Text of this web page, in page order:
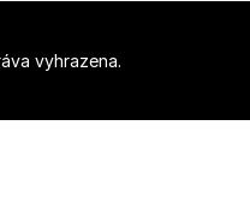
vyhrazena.